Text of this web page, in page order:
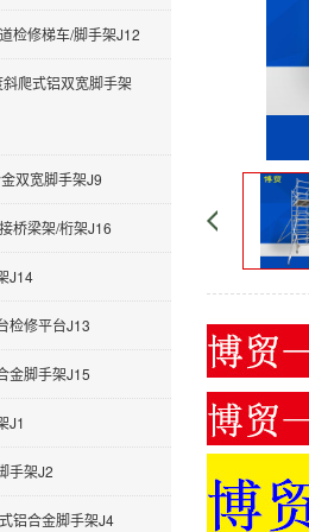
检修梯车/脚手架J12
爬式铝双宽脚手架
双宽脚手架J9
桥梁架/桁架J16
J14
检修平台J13
金脚手架J15
J1
手架J2
铝合金脚手架J4